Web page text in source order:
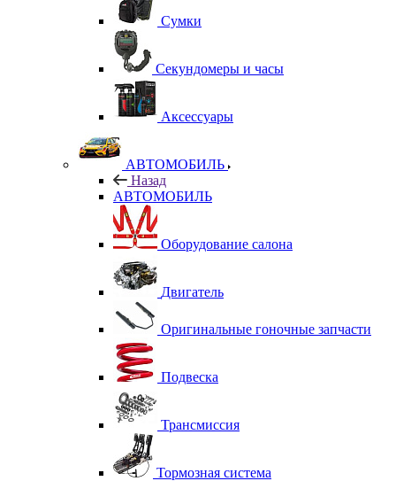
Сумки
Секундомеры и часы
Аксессуары
АВТОМОБИЛЬ
Назад
АВТОМОБИЛЬ
Оборудование салона
Двигатель
Оригинальные гоночные запчасти
Подвеска
Трансмиссия
Тормозная система